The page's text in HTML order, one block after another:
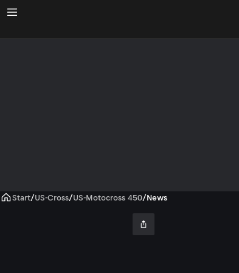
Start/US-Cross/US-Motocross 450/News